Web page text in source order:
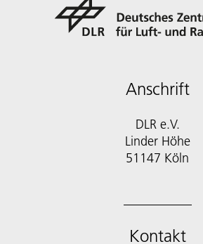
Anschrift
DLR e.V.
Linder Höhe
51147 Köln
Kontakt